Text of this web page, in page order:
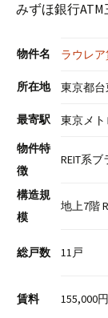
みずほ銀行
物件名 ラウレ
所在地 東京都台
最寄駅
東京メ
物件特
徴
REIT系
構造規
模
地上7階
総戸数 11戸
賃料 155,000